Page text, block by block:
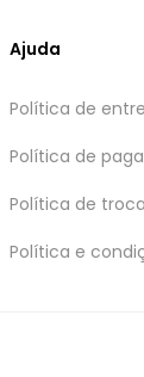
Ajuda
Política de
Política de
Política de troca
Política e